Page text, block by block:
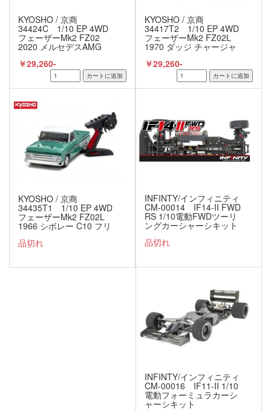
KYOSHO / 京商
34424C 1/10 EP 4WD
フェーザーMk2 FZ02
2020 メルセデスAMG
￥29,260-
KYOSHO / 京商
34417T2 1/10 EP 4WD
フェーザーMk2 FZ02L
1970 ダッジ チャージャ
ト
￥29,260-
KYOSHO / 京商
34435T1 1/10 EP 4WD
フェーザーMk2 FZ02L
1966 シボレー C10 フリ
ートサイド ピックアップ
ライトグリーン レディセ
品切れ
INFINTY/インフィニティ
CM-00014 IF14-II FWD
RS 1/10電動FWDツーリ
ングカーシャーシキット
品切れ
INFINTY/インフィニティ
CM-00016 IF11-II 1/10
電動フォーミュラカーシ
ャーシキット